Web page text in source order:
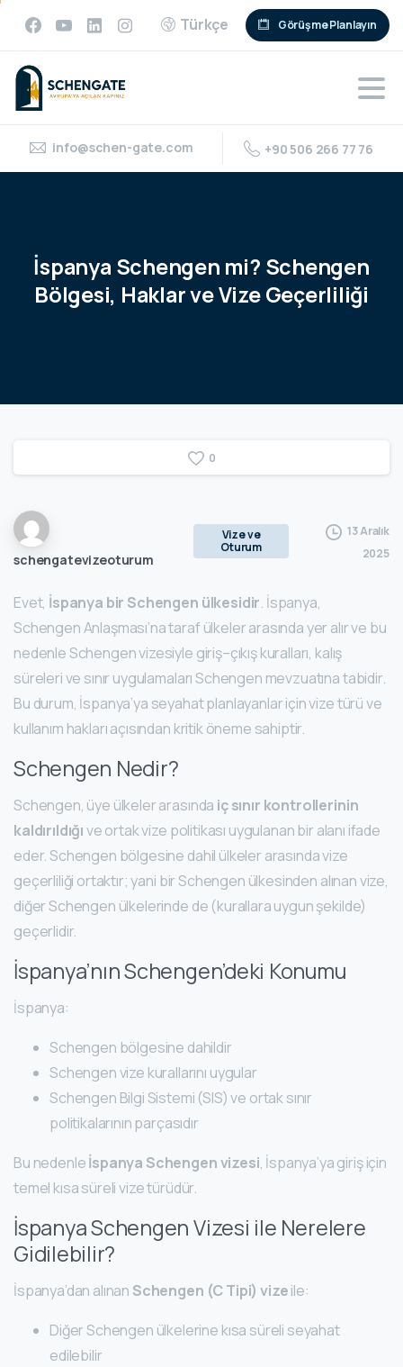
Türkçe Görüşme Planlayın
info@schen-gate.com +90 506 266 77 76
İspanya Schengen mi? Schengen
Bölgesi, HaklarveVizeGeçerliliği
0
schengatevizeoturum
Vize ve
Oturum
13 Aralık
2025
Evet, İspanya bir Schengen ülkesidir. İspanya,
Schengen Anlaşması’na taraf ülkeler arasında yer alır ve bu
nedenle Schengen vizesiyle giriş–çıkış kuralları, kalış
süreleri ve sınır uygulamaları Schengen mevzuatına tabidir.
Bu durum, İspanya’ya seyahat planlayanlar için vize türü ve
kullanım hakları açısından kritik öneme sahiptir.
Schengen Nedir?
Schengen, üye ülkeler arasında iç sınır kontrollerinin
kaldırıldığıve ortak vize politikası uygulanan bir alanı ifade
eder. Schengen bölgesine dahil ülkeler arasında vize
geçerliliği ortaktır; yani bir Schengen ülkesinden alınan vize,
diğer Schengen ülkelerinde de (kurallara uygun şekilde)
geçerlidir.
İspanya’nın Schengen’deki Konumu
İspanya:
Schengen bölgesine dahildir
Schengen vize kurallarını uygular
Schengen Bilgi Sistemi (SIS) ve ortak sınır
politikalarının parçasıdır
Bu nedenleİspanya Schengen vizesi, İspanya’ya giriş için
temel kısa süreli vize türüdür.
İspanya Schengen Vizesi ile Nerelere
Gidilebilir?
İspanya’dan alınan Schengen (C Tipi) vizeile:
Diğer Schengen ülkelerine kısa süreli seyahat
edilebilir